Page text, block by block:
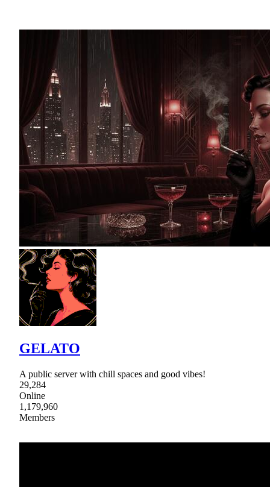
GELATO
A public server with chill spaces and good vibes!
29,284
Online
1,179,960
Members